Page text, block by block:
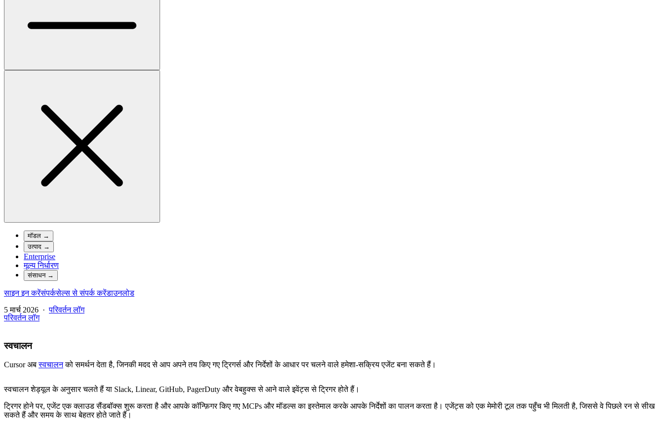
मॉडल →
उत्पाद →
Enterprise
मूल्य निर्धारण
संसाधन→
साइन इन करेंसंपर्कसेल्स से संपर्क करेंडाउनलोड
5 मार्च 2026 ·परिवर्तन लॉग
परिवर्तन लॉग
स्वचालन
Cursor अबस्वचालनको समर्थन देता है, जिनकी मदद से आप अपने तय किए गए ट्रिगर्स और निर्देशों के आधार पर चलने वाले हमेशा-सक्रिय एजेंट बना सकते हैं।
स्वचालन शेड्यूल के अनुसार चलते हैं या Slack, Linear, GitHub, PagerDuty और वेबहुक्स से आने वाले इवेंट्स से ट्रिगर होते हैं।
ट्रिगर होने पर, एजेंट एक क्लाउड सैंडबॉक्स शुरू करता है और आपके कॉन्फ़िगर किए गए MCPs और मॉडल्स का इस्तेमाल करके आपके निर्देशों का पालन करता है। एजेंट्स को एक मेमोरी टूल तक पहुँच भी मिलती है, जिससे वे पिछले रन से सीख
सकते हैं और समय के साथ बेहतर होते जाते हैं।